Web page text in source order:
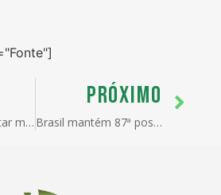
Regra para importar máquinas deve ser revista
PRÓXIMO
Brasil mantém 87ª posição em ranking de competitividade